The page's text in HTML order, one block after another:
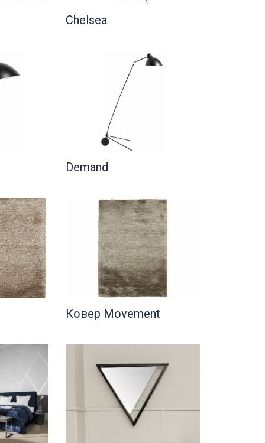
Chelsea
Demand
Ковер Movement